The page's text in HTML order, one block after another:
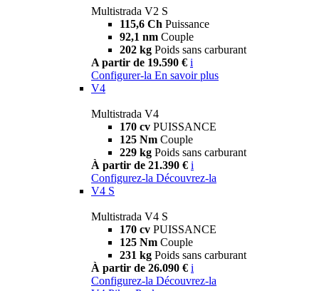
Multistrada V2 S
115,6 Ch Puissance
92,1 nm Couple
202 kg Poids sans carburant
A partir de 19.590 € i
Configurer-la En savoir plus
V4
Multistrada V4
170 cv PUISSANCE
125 Nm Couple
229 kg Poids sans carburant
À partir de 21.390 € i
Configurez-la Découvrez-la
V4 S
Multistrada V4 S
170 cv PUISSANCE
125 Nm Couple
231 kg Poids sans carburant
À partir de 26.090 € i
Configurez-la Découvrez-la